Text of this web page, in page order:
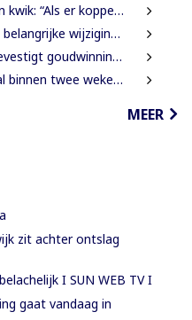
rollen, dan moeten die rollen”
van de Grondwet
Concessie voor riviergrind
twee weken weer open
MEER
zit achter ontslag
I SUN WEB TV I
gaat vandaag in